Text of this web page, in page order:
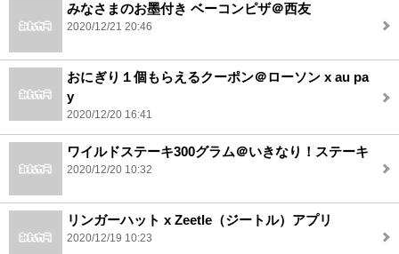
みなさまのお墨付き ベーコンピザ＠西友
2020/12/21 20:46
おにぎり１個もらえるクーポン＠ローソン x au pa
y
2020/12/20 16:41
ワイルドステーキ300グラム＠いきなり！ステーキ
2020/12/20 10:32
リンガーハット x Zeetle（ジートル）アプリ
2020/12/19 10:23